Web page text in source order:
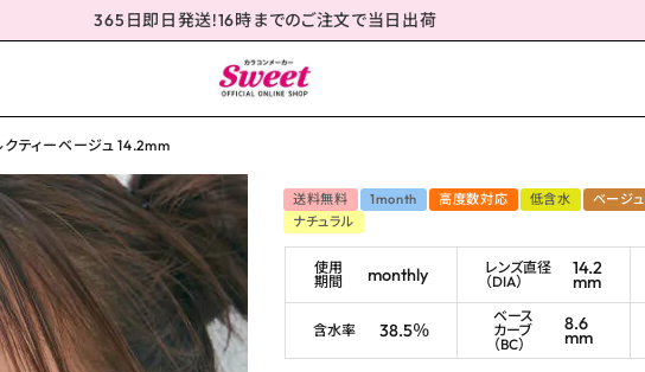
365日即日発送!16時までのご注文で当日出荷
ティーベージュ 14.2mm
送料無料 1month 高度数対応 低含水 ベージュ
ナチュラル
使用
期間
monthly
レンズ直径
（DIA）
14.2
mm
含水率 38.5％
ベース
カーブ
（BC）
8.6
mm